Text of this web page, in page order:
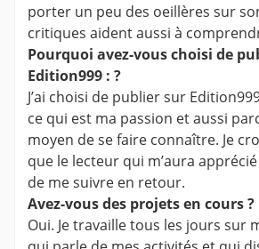
porter un peu des oeillères sur
critiques aident aussi à
Pourquoi avez-vous choisi de
Edition999 : ?
J’ai choisi de publier sur
ce qui est ma passion et aussi
moyen de se faire connaître. Je
que le lecteur qui m’aura
de me suivre en retour.
Avez-vous des projets en cours ?
Oui. Je travaille tous les jours sur